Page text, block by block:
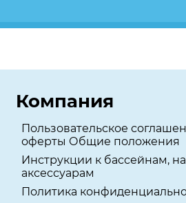
Компания
Пользовательское
оферты Общие положения
Инструкции к бассейнам,
аксессуарам
Политика